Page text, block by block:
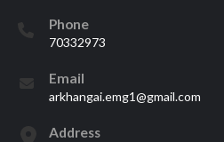
Phone
70332973
Email
arkhangai.emg1@gmail.com
Address